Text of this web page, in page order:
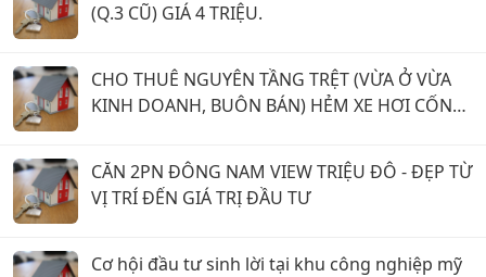
(Q.3 CŨ) GIÁ 4 TRIỆU.
CHO THUÊ NGUYÊN TẦNG TRỆT (VỪA Ở VỪA
KINH DOANH, BUÔN BÁN) HẺM XE HƠI CỐNG
CĂN 2PN ĐÔNG NAM VIEW TRIỆU ĐÔ - ĐẸP TỪ
VỊ TRÍ ĐẾN GIÁ TRỊ ĐẦU TƯ
Cơ hội đầu tư sinh lời tại khu công nghiệp mỹ